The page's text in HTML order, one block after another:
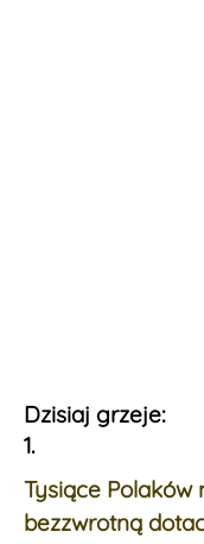
Dzisiaj grzeje:
1.
Tysiące
bezzwrotną